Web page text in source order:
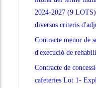
2024-2027 (9
diversos criteris
Contracte menor de
d'execució de
Contracte de
cafeteries Lot 1-